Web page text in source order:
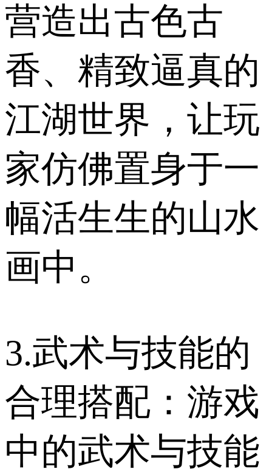
营造出古色古
香、精致逼真的
江湖世界，让玩
家仿佛置身于一
幅活生生的山水
画中。
3.武术与技能的
合理搭配：游戏
中的武术与技能